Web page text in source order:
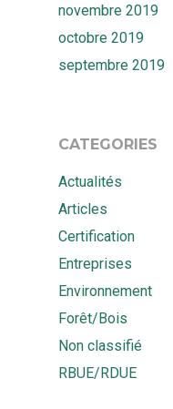
novembre 2019
octobre 2019
septembre 2019
CATEGORIES
Actualités
Articles
Certification
Entreprises
Environnement
Forêt/Bois
Non classifié
RBUE/RDUE